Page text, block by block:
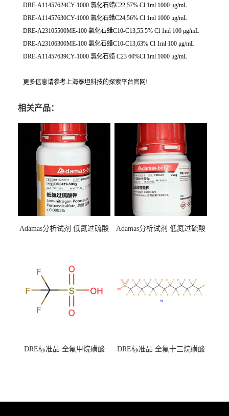
DRE-A11457624CY-1000 氯化石蜡C22,57% Cl 1ml 1000 μg/mL
DRE-A11457630CY-1000 氯化石蜡C24,56% Cl 1ml 1000 μg/mL
DRE-A23105500ME-100 氯化石蜡C10-C13,55.5% Cl 1ml 100 μg/mL
DRE-A23106300ME-100 氯化石蜡C10-C13,63% Cl 1ml 100 μg/mL
DRE-A11457639CY-1000 氯化石蜡 C23 60%Cl 1ml 1000 μg/mL
更多信息请参考上海泰坦科技的探索平台官网!
相关产品：
Adamas分析试剂 低氮过硫酸
（泰坦现货供应）
Adamas分析试剂 低氮过硫酸
DRE标准品 全氟甲烷磺酸
DRE标准品 全氟十三烷磺酸